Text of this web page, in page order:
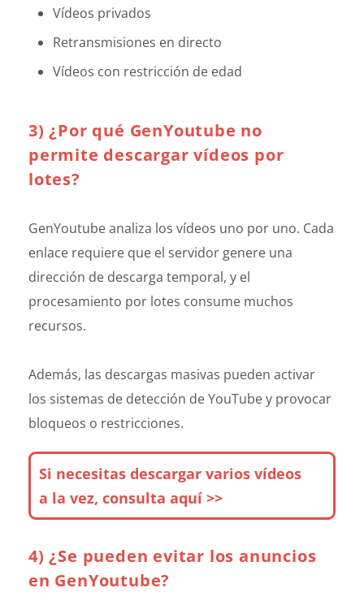
Vídeos privados
Retransmisiones en directo
Vídeos con restricción de edad
3) ¿Por qué GenYoutube no
permite descargar vídeos por
lotes?
GenYoutube analiza los vídeos uno por uno. Cada
enlace requiere que el servidor genere una
dirección de descarga temporal, y el
procesamiento por lotes consume muchos
recursos.
Además, las descargas masivas pueden activar
los sistemas de detección de YouTube y provocar
bloqueos o restricciones.
Si necesitas descargar varios vídeos
a la vez, consulta aquí >>
4) ¿Se pueden evitar los anuncios
en GenYoutube?